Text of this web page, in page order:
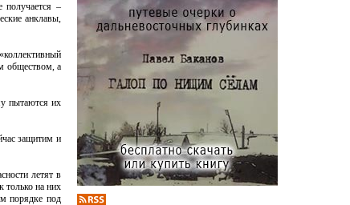
получается –
анклавы,
обществом, а
пытаются их
защитим и
летят в
только на них
порядке под